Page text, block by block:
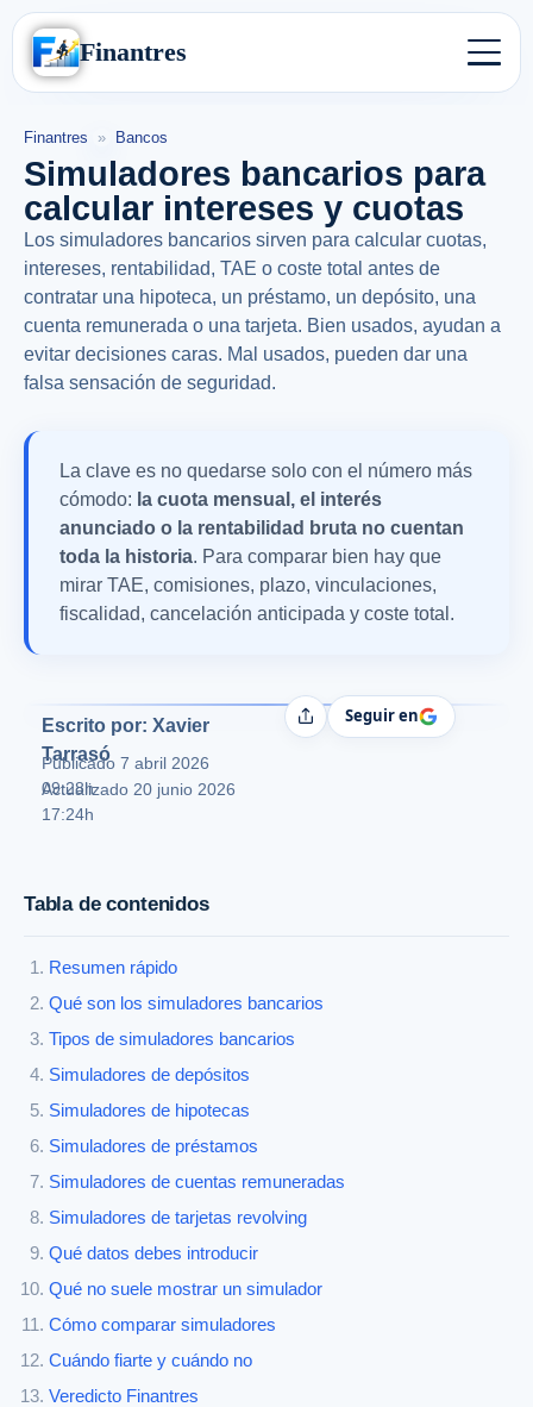
Finantres
Finantres » Bancos
Simuladores bancarios para
calcular intereses y cuotas
Los simuladores bancarios sirven para calcular cuotas,
intereses, rentabilidad, TAE o coste total antes de
contratar una hipoteca, un préstamo, un depósito, una
cuenta remunerada o una tarjeta. Bien usados, ayudan a
evitar decisiones caras. Mal usados, pueden dar una
falsa sensación de seguridad.
La clave es no quedarse solo con el número más
cómodo: la cuota mensual, el interés
anunciado o la rentabilidad bruta no cuentan
toda la historia. Para comparar bien hay que
mirar TAE, comisiones, plazo, vinculaciones,
fiscalidad, cancelación anticipada y coste total.
Escrito por: Xavier
Tarrasó
Publicado 7 abril 2026
09:28h
Actualizado 20 junio 2026
17:24h
CompartirSeguir en
Tabla de contenidos
Resumen rápido
Qué son los simuladores bancarios
Tipos de simuladores bancarios
Simuladores de depósitos
Simuladores de hipotecas
Simuladores de préstamos
Simuladores de cuentas remuneradas
Simuladores de tarjetas revolving
Qué datos debes introducir
Qué no suele mostrar un simulador
Cómo comparar simuladores
Cuándo fiarte y cuándo no
Veredicto Finantres